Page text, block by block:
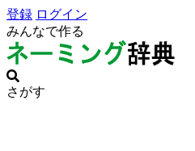
登録 ログイン
みんなで作る
さがす